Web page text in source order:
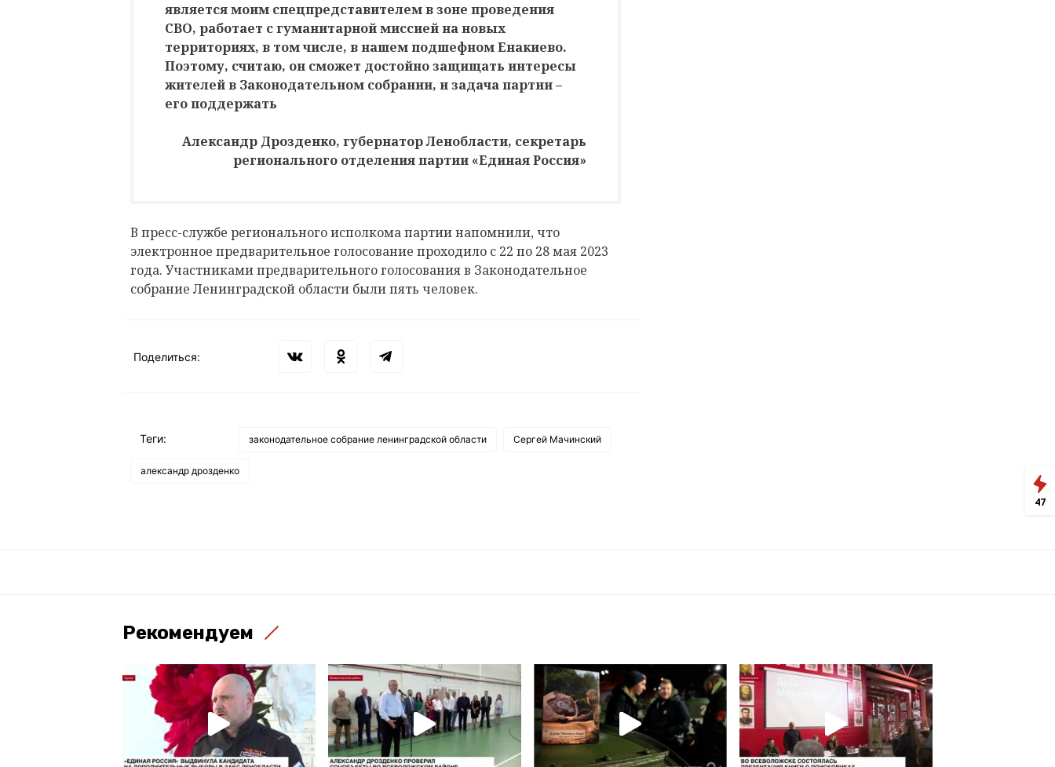
является моим спецпредставителем в зоне проведения
СВО, работает с гуманитарной миссией на новых
территориях, в том числе, в нашем подшефном Енакиево.
Поэтому, считаю, он сможет достойно защищать интересы
жителей в Законодательном собрании, и задача партии –
его поддержать
Александр Дрозденко, губернатор Ленобласти, секретарь
регионального отделения партии «Единая Россия»
В пресс-службе регионального исполкома партии напомнили, что
электронное предварительное голосование проходило с 22 по 28 мая 2023
года. Участниками предварительного голосования в Законодательное
собрание Ленинградской области были пять человек.
Поделиться:
Теги: законодательное собрание ленинградской области Сергей Мачинский
александр дрозденко
Рекомендуем
47